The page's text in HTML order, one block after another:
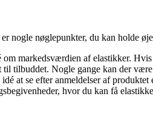
nogle nøglepunkter, du kan holde
markedsværdien af elastikker.
tilbuddet. Nogle gange kan der
at se efter anmeldelser af
hvor du kan få